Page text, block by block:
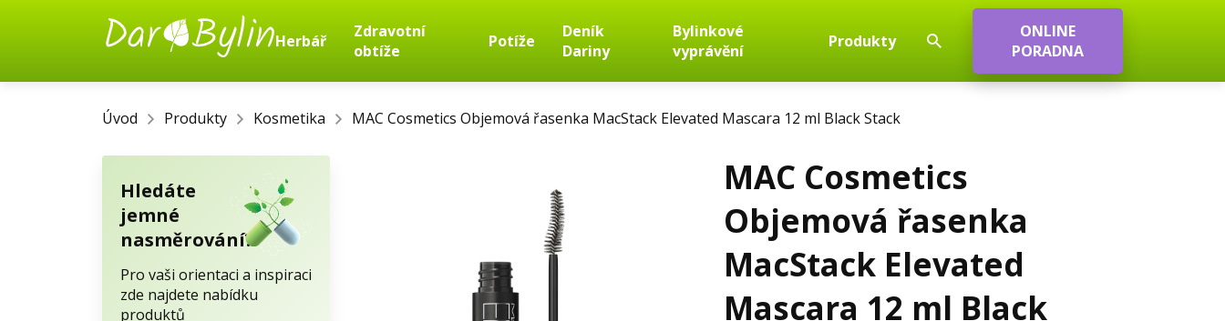
Herbář
Zdravotní
obtíže
Potíže
Deník
Dariny
Bylinkové
vyprávění
Produkty
ONLINE
PORADNA
Úvod Produkty Kosmetika MAC Cosmetics Objemová řasenka MacStack Elevated Mascara 12 ml Black Stack
MAC Cosmetics
Objemová řasenka
MacStack Elevated
Mascara 12 ml Black
Hledáte
jemné
nasměrování?
Pro vaši orientaci a inspiraci
zde najdete nabídku
produktů